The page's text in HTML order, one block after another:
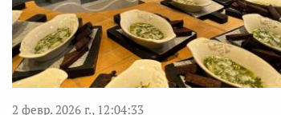
2 февр. 2026 г., 12:04:33